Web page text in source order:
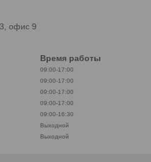
офис 9
Время работы
09:00-17:00
09:00-17:00
09:00-17:00
09:00-17:00
09:00-16:30
Выходной
Выходной